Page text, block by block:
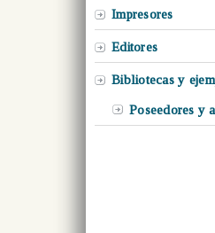
Impresores
Editores
Bibliotecas y
Poseedores y